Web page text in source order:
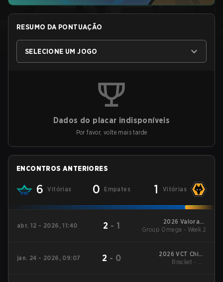
RESUMO DA PONTUAÇÃO
SELECIONE UM JOGO
Dados do placar indisponíveis
Por favor, volte mais tarde
ENCONTROS ANTERIORES
6 Vitórias 0 Empates 1 Vitórias
abr. 12 - 2026, 11:40 2 - 1
2026 Valorant
Champions Tour:
Group Omega - Week 2
jan. 24 - 2026, 09:07 2 - 0
2026 VCT China
Kickoff
Bracket - UB